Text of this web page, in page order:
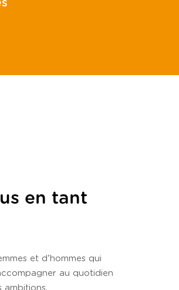
en tant
et d’hommes qui
au quotidien